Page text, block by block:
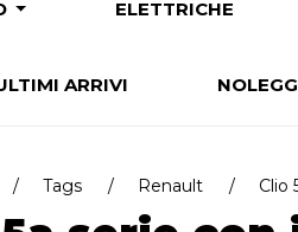
ELETTRICHE
ARRIVI
Tags Renault Clio